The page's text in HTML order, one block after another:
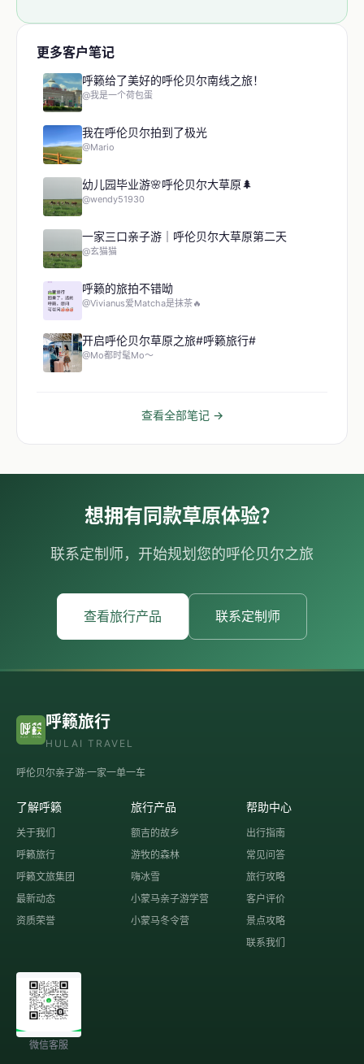
更多客户笔记
呼籁给了美好的呼伦贝尔南线之旅！
@我是一个荷包蛋
我在呼伦贝尔拍到了极光
@Mario
幼儿园毕业游🌸呼伦贝尔大草原🌲
@wendy51930
一家三口亲子游｜呼伦贝尔大草原第二天
@玄猫猫
呼籁的旅拍不错呦
@Vivianus爱Matcha是抹茶🔥
开启呼伦贝尔草原之旅#呼籁旅行#
@Mo都时髦Mo～
查看全部笔记 →
想拥有同款草原体验？
联系定制师，开始规划您的呼伦贝尔之旅
查看旅行产品 联系定制师
呼籁旅行
HULAI TRAVEL
呼伦贝尔亲子游·一家一单一车
了解呼籁
关于我们
呼籁旅行
呼籁文旅集团
最新动态
资质荣誉
旅行产品
额吉的故乡
游牧的森林
嗨冰雪
小蒙马亲子游学营
小蒙马冬令营
帮助中心
出行指南
常见问答
旅行攻略
客户评价
景点攻略
联系我们
微信客服